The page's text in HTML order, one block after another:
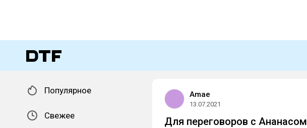
Популярное
Свежее
Amae
13.07.2021
Для переговоров с Ананасом